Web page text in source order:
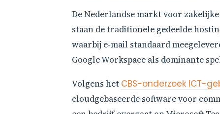
De Nederlandse markt voor
staan de traditionele gedeelde
waarbij e-mail standaard
Google Workspace als dominante
Volgens het CBS-onderzoek ICT-
cloudgebaseerde software voor